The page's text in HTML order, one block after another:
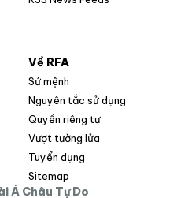
Về RFA
Sứ mệnh
Nguyên tắc sử dụng
Quyền riêng tư
Vượt tường lửa
Tuyển dụng
Sitemap
Á Châu Tự Do